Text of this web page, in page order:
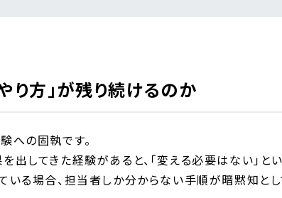
り方」が残り続けるのか
への固執です。
出してきた経験があると、「変える必要はない」と
いる場合、担当者しか分からない手順が暗黙知と